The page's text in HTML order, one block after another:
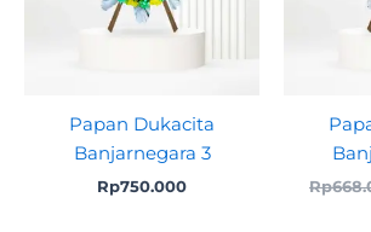
Papan Dukacita
Banjarnegara 3
Rp750.000 Rp